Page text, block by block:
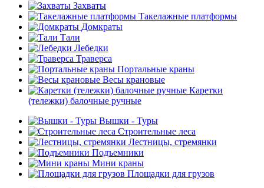
Захваты
Такелажные платформы
Домкраты
Тали
Лебедки
Траверса
Портальные краны
Весы крановые
Каретки
(тележки) балочные ручные
Вышки - Туры
Строительные леса
Лестницы, стремянки
Подъемники
Мини краны
Площадки для грузов